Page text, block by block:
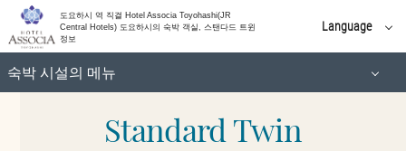
도요하시 역 직결 Hotel Associa Toyohashi(JR
Central Hotels) 도요하시의 숙박 객실, 스탠다드 트윈
정보
Language
일본어
숙박 시설의 메뉴
스탠다드 더블
(고층)
스탠다드 트윈
유니버설 트윈Standard Twin